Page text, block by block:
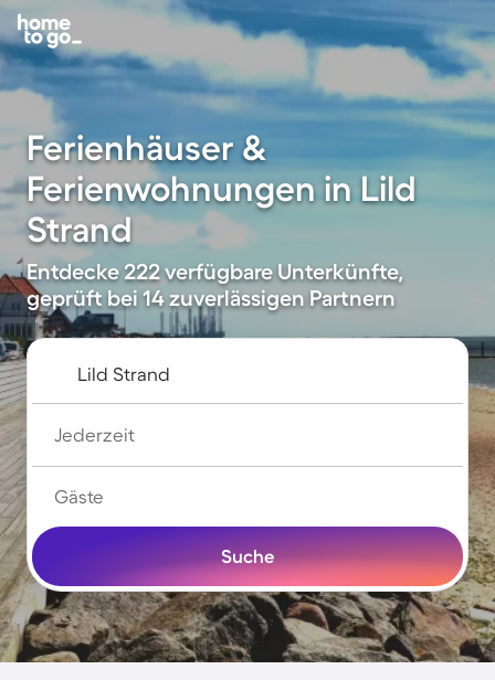
Ferienhäuser &
Ferienwohnungen in Lild
Strand
Entdecke 222 verfügbare Unterkünfte,
geprüft bei 14 zuverlässigen Partnern
Jederzeit
Gäste
Suche